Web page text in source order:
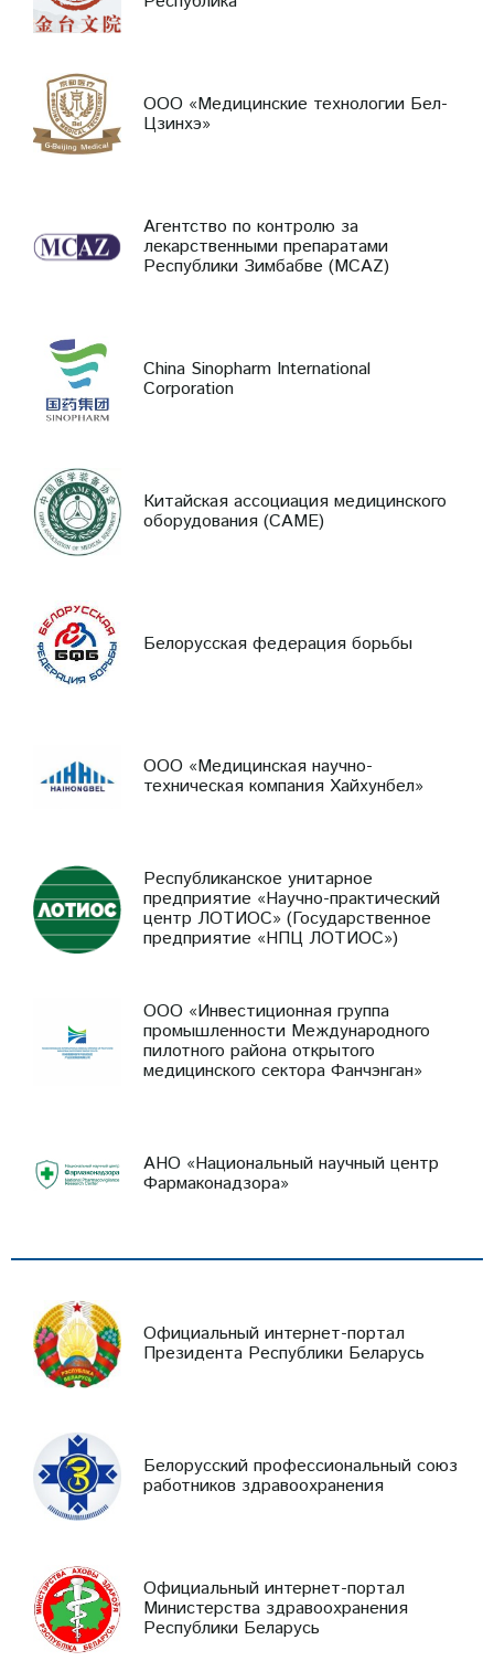
ООО «Медицинские технологии Бел-
Цзинхэ»
Агентство по контролю за
лекарственными препаратами
Республики Зимбабве (MCAZ)
China Sinopharm International
Corporation
Китайская ассоциация медицинского
оборудования (CAME)
Белорусская федерация борьбы
ООО «Медицинская научно-
техническая компания Хайхунбел»
Республиканское унитарное
предприятие «Научно-практический
центр ЛОТИОС» (Государственное
предприятие «НПЦ ЛОТИОС»)
ООО «Инвестиционная группа
промышленности Международного
пилотного района открытого
медицинского сектора Фанчэнган»
АНО «Национальный научный центр
Фармаконадзора»
Официальный интернет-портал
Президента Республики Беларусь
Белорусский профессиональный союз
работников здравоохранения
Официальный интернет-портал
Министерства здравоохранения
Республики Беларусь